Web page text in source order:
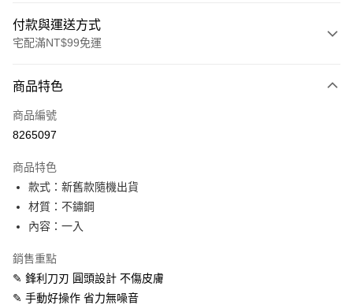
付款與運送方式
宅配滿NT$99免運
信用卡一次付款
信用卡分期付款
合作金庫商業銀行
華南商業銀行
上海商業儲蓄銀行
國泰世華商業銀行
匯豐（台灣）商業銀行
聯邦商業銀行
元大商業銀行
超商取貨付款
LINE Pay
街口支付
悠遊付
商品特色
商品編號
8265097
商品特色
款式：新舊款隨機出貨
材質：不鏽鋼
內容：一入
銷售重點
✎ 鋒利刀刃 圓頭設計 不傷皮膚
✎ 手動好操作 省力無噪音